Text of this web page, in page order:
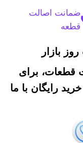
ضمانت اصالت
قطعه
بازار
قطعات، برای
رایگان با ما